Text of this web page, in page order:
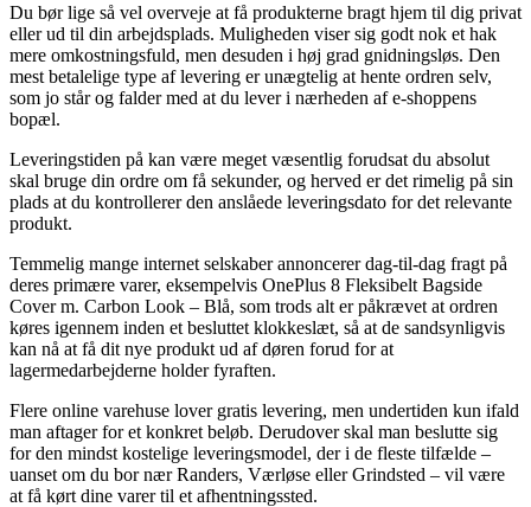
Du bør lige så vel overveje at få produkterne bragt hjem til dig privat
eller ud til din arbejdsplads. Muligheden viser sig godt nok et hak
mere omkostningsfuld, men desuden i høj grad gnidningsløs. Den
mest betalelige type af levering er unægtelig at hente ordren selv,
som jo står og falder med at du lever i nærheden af e-shoppens
bopæl.
Leveringstiden på kan være meget væsentlig forudsat du absolut
skal bruge din ordre om få sekunder, og herved er det rimelig på sin
plads at du kontrollerer den anslåede leveringsdato for det relevante
produkt.
Temmelig mange internet selskaber annoncerer dag-til-dag fragt på
deres primære varer, eksempelvis OnePlus 8 Fleksibelt Bagside
Cover m. Carbon Look – Blå, som trods alt er påkrævet at ordren
køres igennem inden et besluttet klokkeslæt, så at de sandsynligvis
kan nå at få dit nye produkt ud af døren forud for at
lagermedarbejderne holder fyraften.
Flere online varehuse lover gratis levering, men undertiden kun ifald
man aftager for et konkret beløb. Derudover skal man beslutte sig
for den mindst kostelige leveringsmodel, der i de fleste tilfælde –
uanset om du bor nær Randers, Værløse eller Grindsted – vil være
at få kørt dine varer til et afhentningssted.